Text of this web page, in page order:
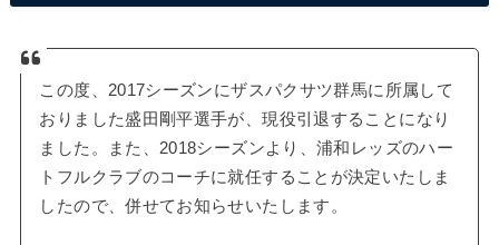
この度、2017シーズンにザスパクサツ群馬に所属して
おりました盛田剛平選手が、現役引退することになり
ました。また、2018シーズンより、浦和レッズのハー
トフルクラブのコーチに就任することが決定いたしま
したので、併せてお知らせいたします。